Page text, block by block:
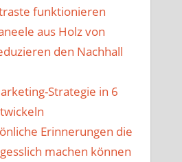
funktionieren
aus Holz von
den Nachhall
Strategie in 6
Erinnerungen die
machen können